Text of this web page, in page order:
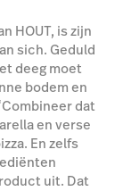
HOUT, is zijn
sich. Geduld
deeg moet
bodem en
dat
en verse
En zelfs
uit. Dat